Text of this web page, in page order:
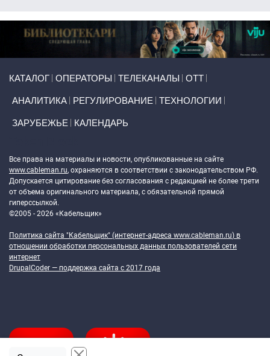
КАТАЛОГ ОПЕРАТОРЫ ТЕЛЕКАНАЛЫ ОТТ
АНАЛИТИКА РЕГУЛИРОВАНИЕ ТЕХНОЛОГИИ
ЗАРУБЕЖЬЕ КАЛЕНДАРЬ
Все права на материалы и новости, опубликованные на сайте
www.cableman.ru, охраняются в соответствии с законодательством РФ.
Допускается цитирование без согласования с редакцией не более трети
от объема оригинального материала, с обязательной прямой
гиперссылкой.
©2005 - 2026 «Кабельщик»
Политика сайта "Кабельщик" (интернет-адреса www.cableman.ru) в
отношении обработки персональных данных пользователей сети
интернет
DrupalCoder — поддержка сайта c 2017 года